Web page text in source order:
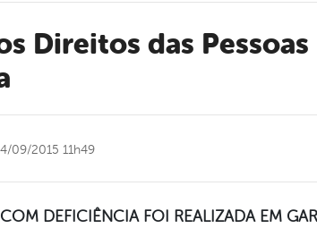
09/2015 11h49
DEFICIÊNCIA FOI REALIZADA EM